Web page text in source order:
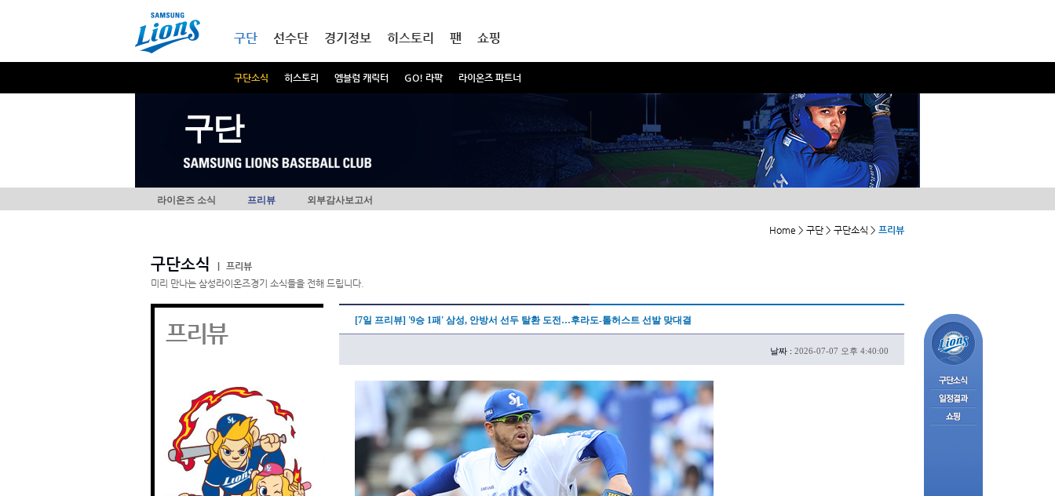
구단
구단소식 히스토리 엠블럼 캐릭터 GO! 라팍 라이온즈 파트너
선수단 경기정보 히스토리 팬 쇼핑
구단
라이온즈 소식 프리뷰 외부감사보고서
Home > 구단 > 구단소식 > 프리뷰
구단소식
프리뷰
미리 만나는 삼성라이온즈경기 소식들을 전해 드립니다.
프리뷰 [7일 프리뷰] '9승 1패' 삼성, 안방서 선두 탈환 도전…후라도-톨허스트 선발 맞대결
날짜 : 2026-07-07 오후 4:40:00